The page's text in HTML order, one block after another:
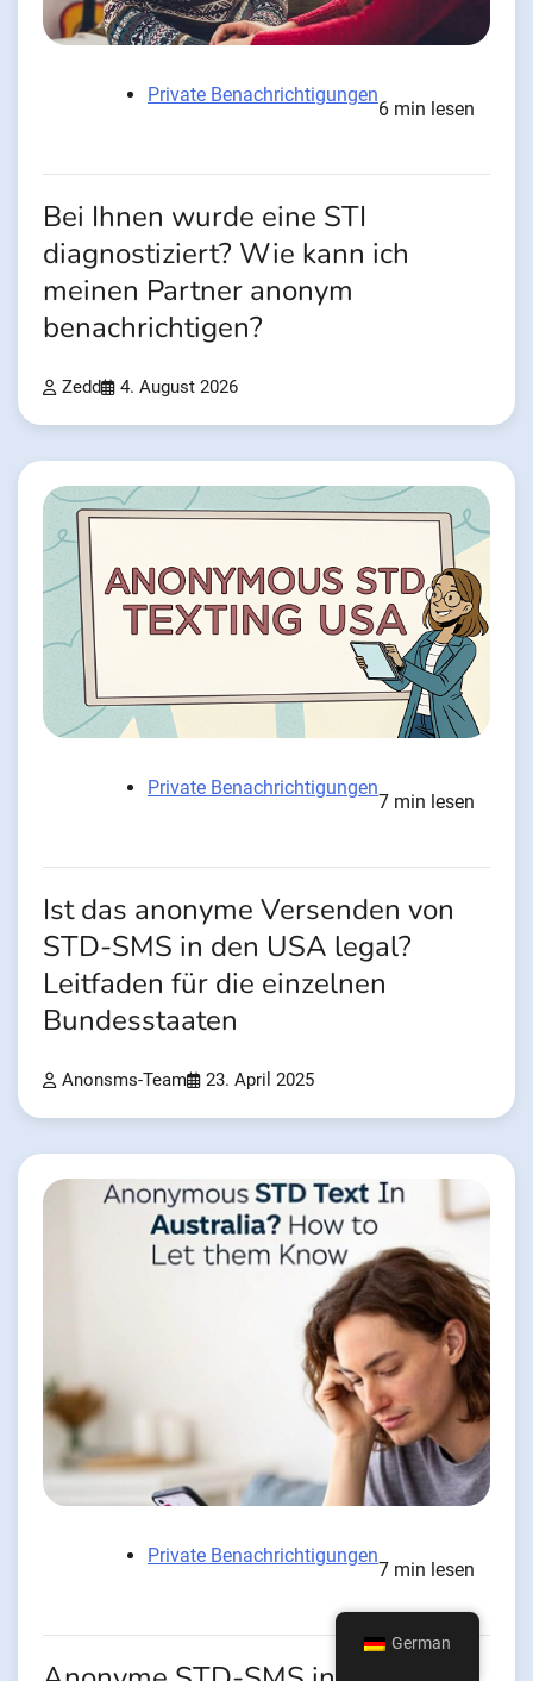
Private Benachrichtigungen
6 min lesen
Bei Ihnen wurde eine STI
diagnostiziert? Wie kann ich
meinen Partner anonym
benachrichtigen?
Zedd 4. August 2026
Private Benachrichtigungen
7 min lesen
Ist das anonyme Versenden von
STD-SMS in den USA legal?
Leitfaden für die einzelnen
Bundesstaaten
Anonsms-Team 23. April 2025
Private Benachrichtigungen
7 min lesen
German